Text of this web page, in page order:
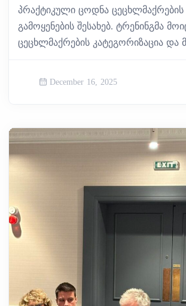
პრაქტიკული ცოდნა
გამოყენების შესახებ. ტრენინგმა
ცეცხლმაქრების კატეგორიზაცია და
December 16, 2025